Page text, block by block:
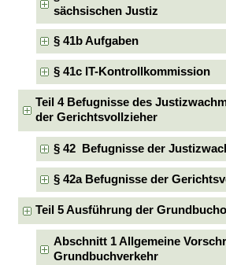
sächsischen Justiz
§ 41b Aufgaben
§ 41c IT-Kontrollkommission
Teil 4 Befugnisse des
der Gerichtsvollzieher
§ 42 Befugnisse der
§ 42a Befugnisse der
Teil 5 Ausführung der
Abschnitt 1 Allgemeine
Grundbuchverkehr